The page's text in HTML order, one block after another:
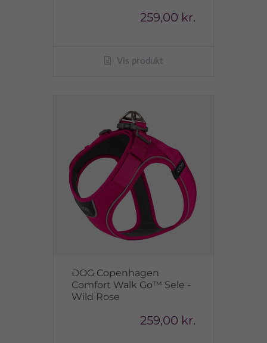
259,00 kr.
Vis produkt
DOG Copenhagen
Comfort Walk Go™ Sele -
Wild Rose
259,00 kr.